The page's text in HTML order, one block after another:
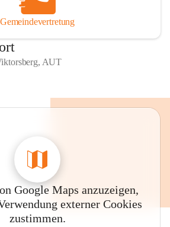
Gemeindevertretung
AUT
Google Maps anzuzeigen,
externer Cookies
zustimmen.